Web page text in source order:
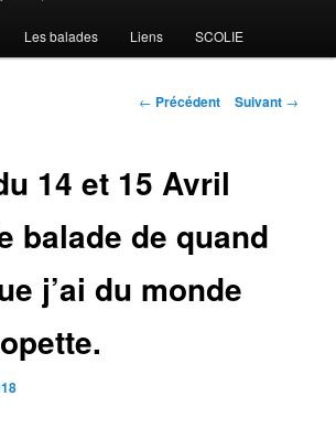
Les balades Liens SCOLIE
Navigation
← Précédent Suivant →
14 et 15 Avril
balade de quand
j’ai du monde